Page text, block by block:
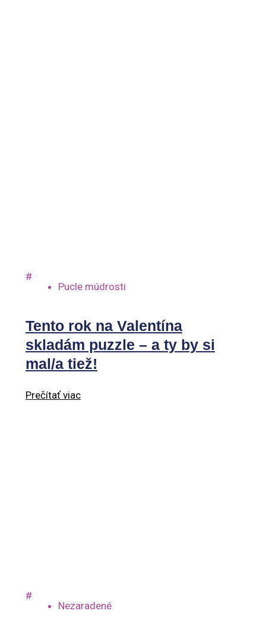
#
Pucle múdrosti
Tento rok na Valentína
skladám puzzle – a ty by si
mal/a tiež!
Prečítať viac
#
Nezaradené